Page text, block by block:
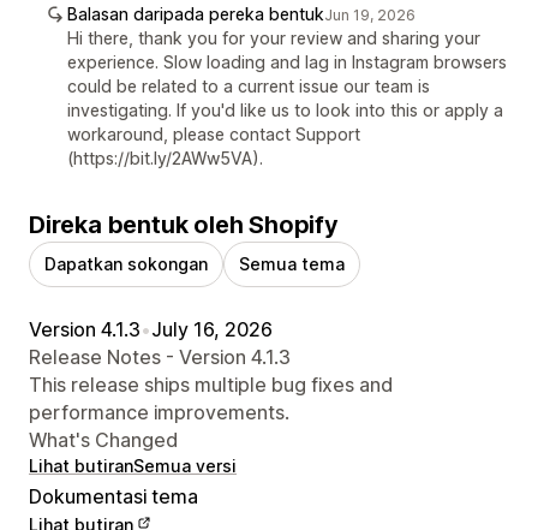
Balasan daripada pereka bentukJun 19, 2026
Hi there, thank you for your review and sharing your
experience. Slow loading and lag in Instagram browsers
could be related to a current issue our team is
investigating. If you'd like us to look into this or apply a
workaround, please contact Support
(https://bit.ly/2AWw5VA).
Direka bentuk oleh Shopify
Dapatkan sokongan Semua tema
Version 4.1.3•July 16, 2026
Release Notes - Version 4.1.3
This release ships multiple bug fixes and
performance improvements.
What's Changed
Lihat butiranSemua versi
Dokumentasi tema
Lihat butiran